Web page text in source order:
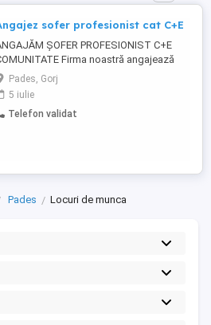
sofer profesionist cat C+E
ȘOFER PROFESIONIST C+E
Firma noastră angajează
profesionist categoria C+E pentru
internațional pe comunitate, cu
prelată. Țări tranzitate: Italia,
Germania și Scandinavia Se
Pades, Gorj
5 iulie
Telefon validat
Pades Locuri de munca